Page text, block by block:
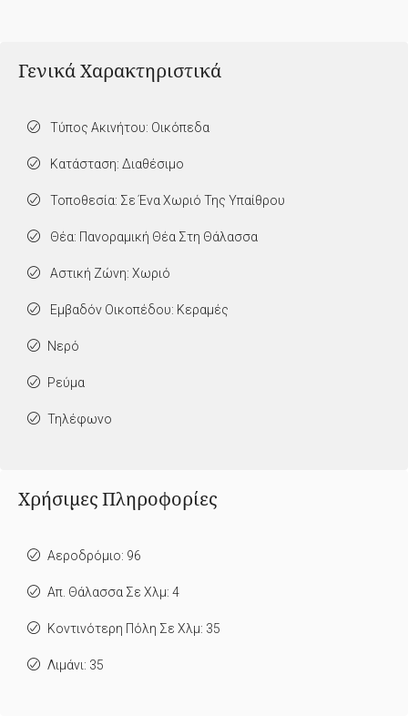
Γενικά Χαρακτηριστικά
Τύπος Ακινήτου: Οικόπεδα
Κατάσταση: Διαθέσιμο
Τοποθεσία: Σε Ένα Χωριό Της Υπαίθρου
Θέα: Πανοραμική Θέα Στη Θάλασσα
Αστική Ζώνη: Χωριό
Εμβαδόν Οικοπέδου: Κεραμές
Νερό
Ρεύμα
Τηλέφωνο
Χρήσιμες Πληροφορίες
Αεροδρόμιο: 96
Απ. Θάλασσα Σε Χλμ: 4
Κοντινότερη Πόλη Σε Χλμ: 35
Λιμάνι: 35